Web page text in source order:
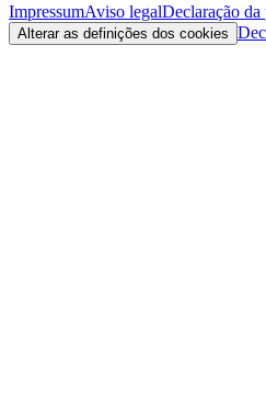
ImpressumAviso legalDeclaração da
Alterar as definições dos cookies